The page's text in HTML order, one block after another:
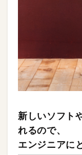
新しいソフト
れるので、
エンジニアに